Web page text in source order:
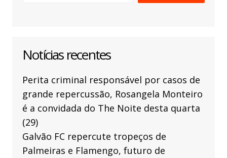
Notícias recentes
Perita criminal responsável por casos de
grande repercussão, Rosangela Monteiro
é a convidada do The Noite desta quarta
(29)
Galvão FC repercute tropeços de
Palmeiras e Flamengo, futuro de